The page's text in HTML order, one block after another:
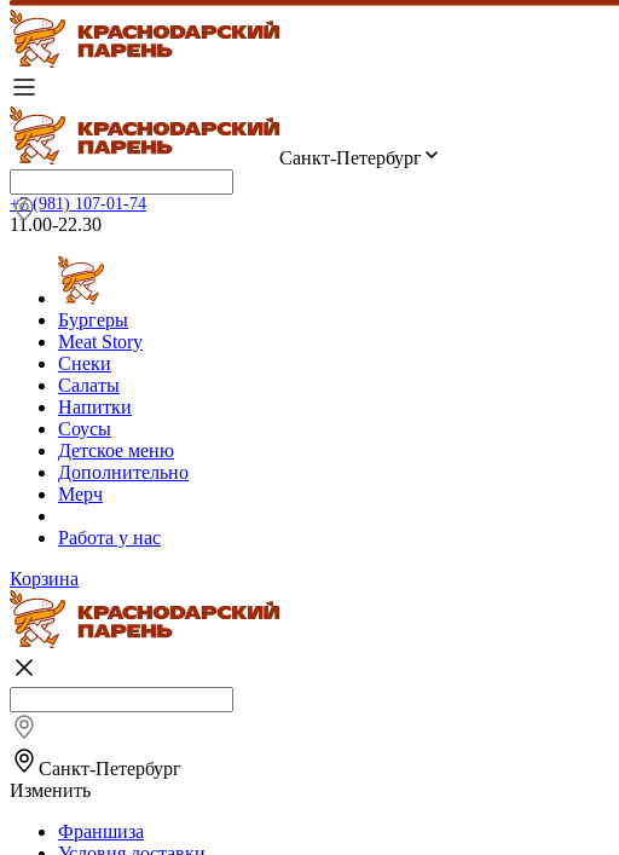
Санкт-Петербург
+7 (981) 107-01-74
11.00-22.30
Бургеры
Meat Story
Снеки
Салаты
Напитки
Соусы
Детское меню
Дополнительно
Мерч
Работа у нас
Корзина
Санкт-Петербург
Изменить
Франшиза